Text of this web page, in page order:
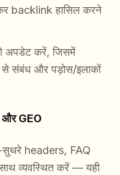
backlink हासिल करने
अपडेट करें, जिसमें
से संबंध और पड़ोस/इलाकों
GEO
सुथरे headers, FAQ
व्यवस्थित करें — यही